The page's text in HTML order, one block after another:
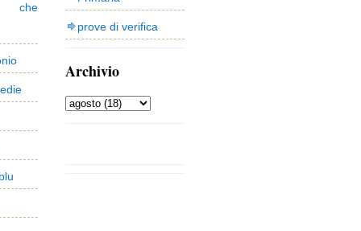
che
prove di verifica
Archivio